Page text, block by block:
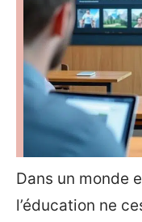
Dans un monde
l’éducation ne